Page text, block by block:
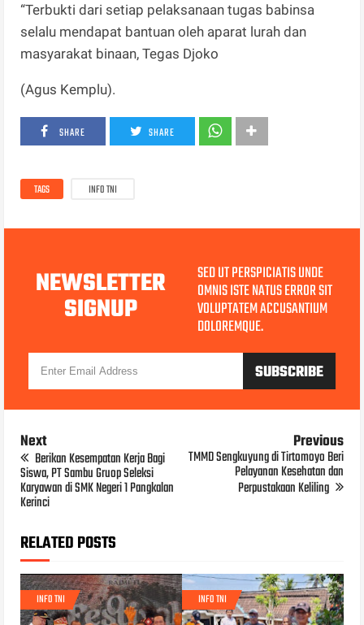
“Terbukti dari setiap pelaksanaan tugas babinsa
selalu mendapat bantuan oleh aparat lurah dan
masyarakat binaan, Tegas Djoko
(Agus Kemplu).
SHARE SHARE
TAGS INFO TNI
NEWSLETTER
SIGNUP
SED UT PERSPICIATIS UNDE
OMNIS ISTE NATUS ERROR SIT
VOLUPTATEM ACCUSANTIUM
DOLOREMQUE.
Next
Berikan Kesempatan Kerja Bagi
Siswa, PT Sambu Gruop Seleksi
Karyawan di SMK Negeri 1 Pangkalan
Kerinci
Previous
TMMD Sengkuyung di Tirtomoyo Beri
Pelayanan Kesehatan dan
Perpustakaan Keliling
RELATED POSTS
INFO TNI INFO TNI